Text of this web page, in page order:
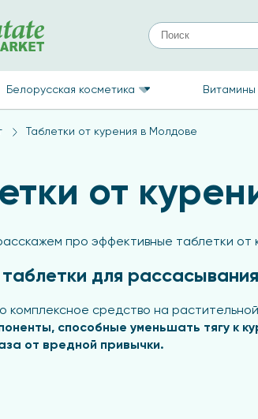
Белорусская косметика
Таблетки от курения в Молдове
от
про эффективные таблетки от
для
комплексное средство на
способные уменьшать тягу к
от вредной привычки.